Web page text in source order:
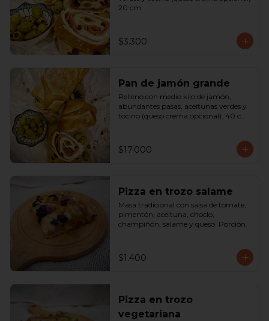
20 cm.
$3.300
Pan de jamón grande
Relleno con medio kilo de jamón,
abundantes pasas, aceitunas verdes y
tocino (queso crema opcional). 40 cm
$17.000
Pizza en trozo salame
Masa tradicional con salsa de tomate,
pimentón, aceituna, choclo,
champiñón, salame y queso. Porción.
$1.400
Pizza en trozo
vegetariana